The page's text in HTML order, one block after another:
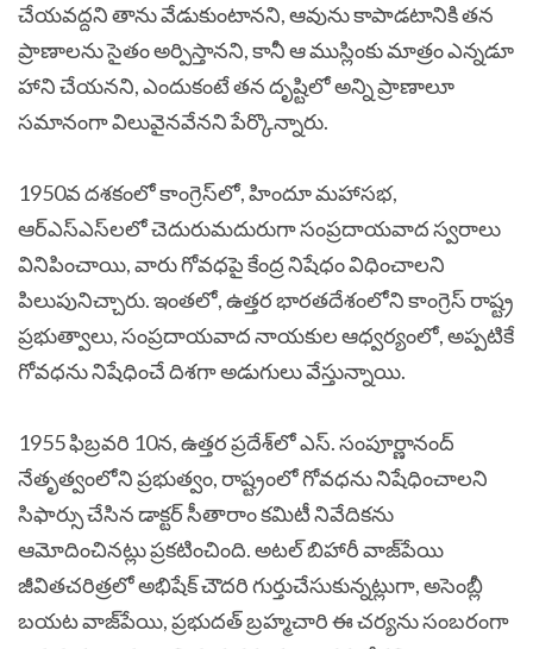
చేయవద్దని తాను వేడుకుంటానని, ఆవును కాపాడటానికి తన
ప్రాణాలను సైతం అర్పిస్తానని, కానీ ఆ ముస్లింకు మాత్రం ఎన్నడూ
హాని చేయనని, ఎందుకంటే తన దృష్టిలో అన్ని ప్రాణాలూ
సమానంగా విలువైనవేనని పేర్కొన్నారు.
1950వ దశకంలో కాంగ్రెస్‌లో, హిందూ మహాసభ,
ఆర్‌ఎస్‌ఎస్‌లలో చెదురుమదురుగా సంప్రదాయవాద స్వరాలు
వినిపించాయి, వారు గోవధపై కేంద్ర నిషేధం విధించాలని
పిలుపునిచ్చారు. ఇంతలో, ఉత్తర భారతదేశంలోని కాంగ్రెస్ రాష్ట్ర
ప్రభుత్వాలు, సంప్రదాయవాద నాయకుల ఆధ్వర్యంలో, అప్పటికే
గోవధను నిషేధించే దిశగా అడుగులు వేస్తున్నాయి.
1955 ఫిబ్రవరి 10న, ఉత్తర ప్రదేశ్‌లో ఎస్. సంపూర్ణానంద్
నేతృత్వంలోని ప్రభుత్వం, రాష్ట్రంలో గోవధను నిషేధించాలని
సిఫార్సు చేసిన డాక్టర్ సీతారాం కమిటీ నివేదికను
ఆమోదించినట్లు ప్రకటించింది. అటల్ బిహారీ వాజ్‌పేయి
జీవితచరిత్రలో అభిషేక్ చౌదరి గుర్తుచేసుకున్నట్లుగా, అసెంబ్లీ
బయట వాజ్‌పేయి, ప్రభుదత్ బ్రహ్మచారి ఈ చర్యను సంబరంగా